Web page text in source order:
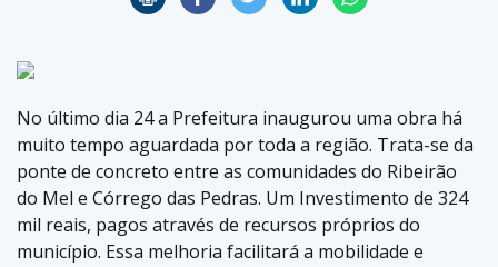
No último dia 24 a Prefeitura inaugurou uma obra há
muito tempo aguardada por toda a região. Trata-se da
ponte de concreto entre as comunidades do Ribeirão
do Mel e Córrego das Pedras. Um Investimento de 324
mil reais, pagos através de recursos próprios do
município. Essa melhoria facilitará a mobilidade e